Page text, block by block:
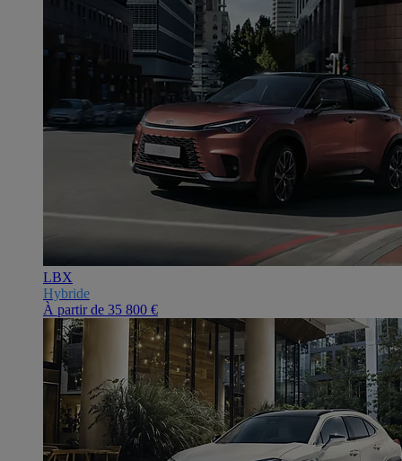
LBX
Hybride
À partir de 35 800 €